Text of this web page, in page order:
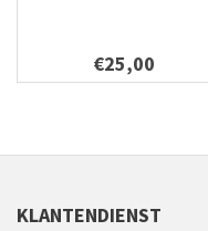
€25,00
KLANTENDIENST